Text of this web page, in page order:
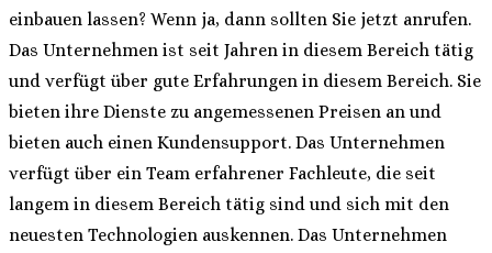
einbauen lassen? Wenn ja, dann sollten Sie jetzt anrufen.
Das Unternehmen ist seit Jahren in diesem Bereich tätig
und verfügt über gute Erfahrungen in diesem Bereich. Sie
bieten ihre Dienste zu angemessenen Preisen an und
bieten auch einen Kundensupport. Das Unternehmen
verfügt über ein Team erfahrener Fachleute, die seit
langem in diesem Bereich tätig sind und sich mit den
neuesten Technologien auskennen. Das Unternehmen